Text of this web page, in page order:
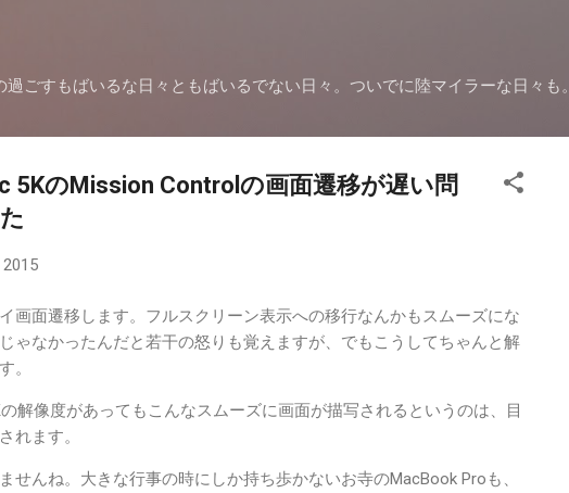
ごすもばいるな日々ともばいるでない日々。ついでに陸マイラーな日々も。
5KのMission Controlの画面遷移が遅い問
2015
画面遷移します。フルスクリーン表示への移行なんかもスムーズにな
ゃなかったんだと若干の怒りも覚えますが、でもこうしてちゃんと解
。
解像度があってもこんなスムーズに画面が描写されるというのは、目
れます。
せんね。大きな行事の時にしか持ち歩かないお寺のMacBook Proも、